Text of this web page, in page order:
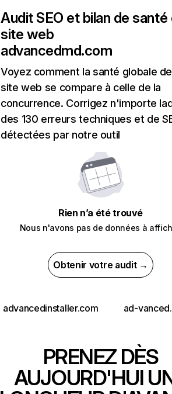
Audit SEO et bilan de santé
site web
advancedmd.com
Voyez comment la santé globale
site web se compare à celle de la
concurrence. Corrigez n'importe
des 130 erreurs techniques et de
détectées par notre outil
Rien n’a été trouvé
Nous n'avons pas de données à
Obtenir votre audit →
advancedinstaller.com ad-
PRENEZ DÈS
AUJOURD'HUI